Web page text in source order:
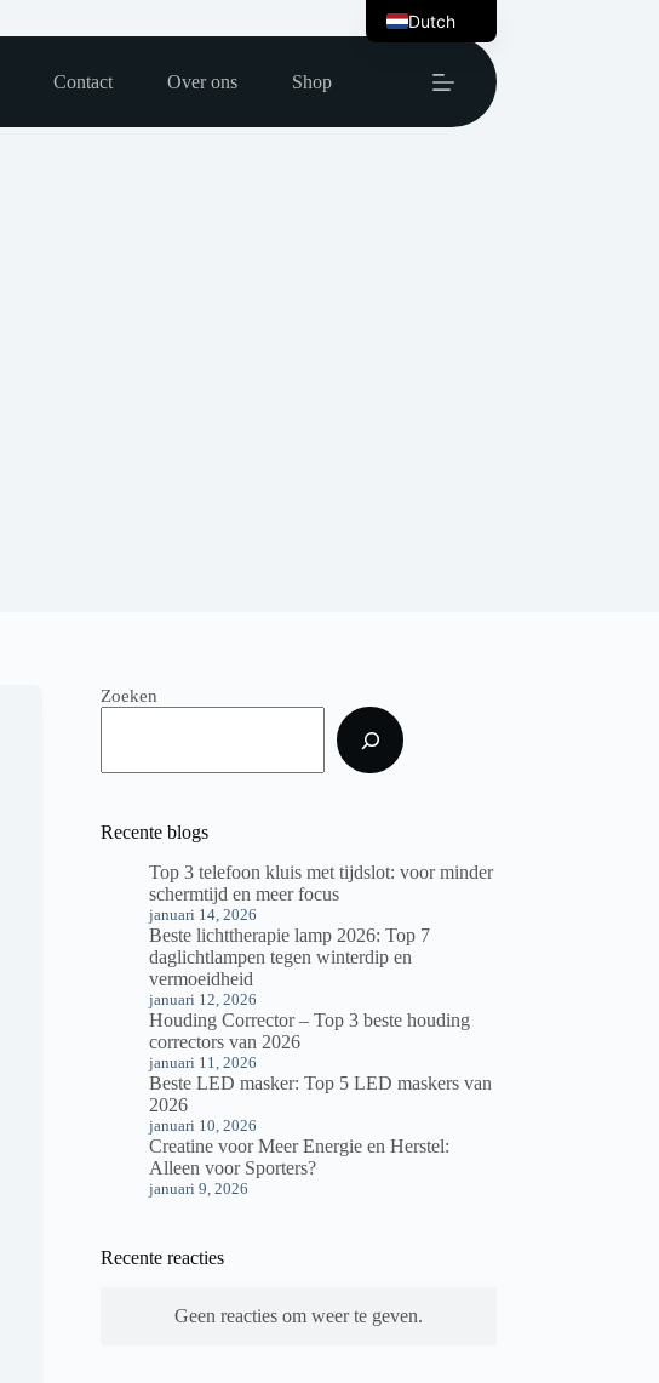
Contact Over ons Shop
Zoeken
Recente blogs
Top 3 telefoon kluis met tijdslot: voor minder
schermtijd en meer focus
januari 14, 2026
Beste lichttherapie lamp 2026: Top 7
daglichtlampen tegen winterdip en
vermoeidheid
januari 12, 2026
Houding Corrector – Top 3 beste houding
correctors van 2026
januari 11, 2026
Beste LED masker: Top 5 LED maskers van
2026
januari 10, 2026
Creatine voor Meer Energie en Herstel:
Alleen voor Sporters?
januari 9, 2026
Recente reacties
Geen reacties om weer te geven.
Dutch